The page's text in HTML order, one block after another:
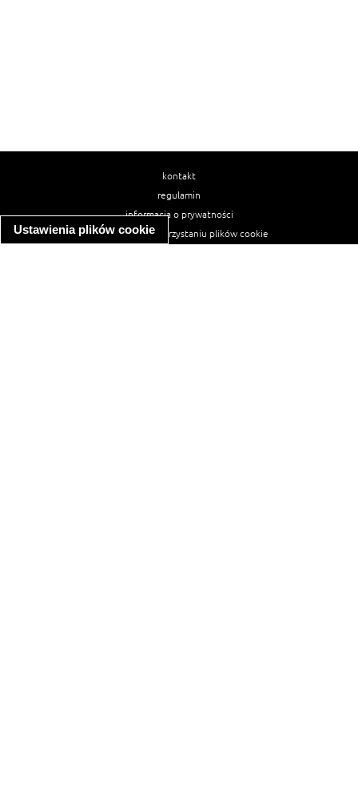
Ustawienia plików cookie
kontakt
regulamin
informacja o prywatności
informacja o wykorzystaniu plików cookie